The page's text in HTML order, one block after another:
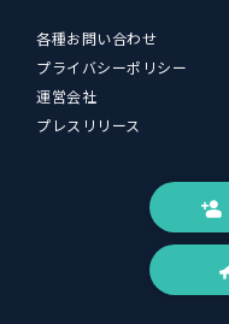
各種お問い合わせ
プライバシーポリシー
運営会社
プレスリリース